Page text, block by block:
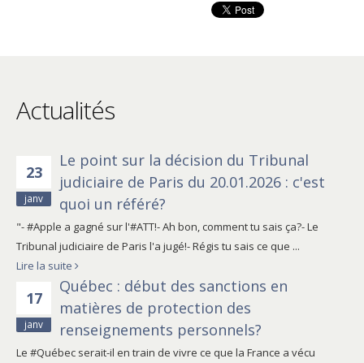
Actualités
23
janv
Le point sur la décision du Tribunal
judiciaire de Paris du 20.01.2026 : c'est
quoi un référé?
"- #Apple a gagné sur l'#ATT!- Ah bon, comment tu sais ça?- Le
Tribunal judiciaire de Paris l'a jugé!- Régis tu sais ce que ...
Lire la suite
17
janv
Québec : début des sanctions en
matières de protection des
renseignements personnels?
Le #Québec serait-il en train de vivre ce que la France a vécu